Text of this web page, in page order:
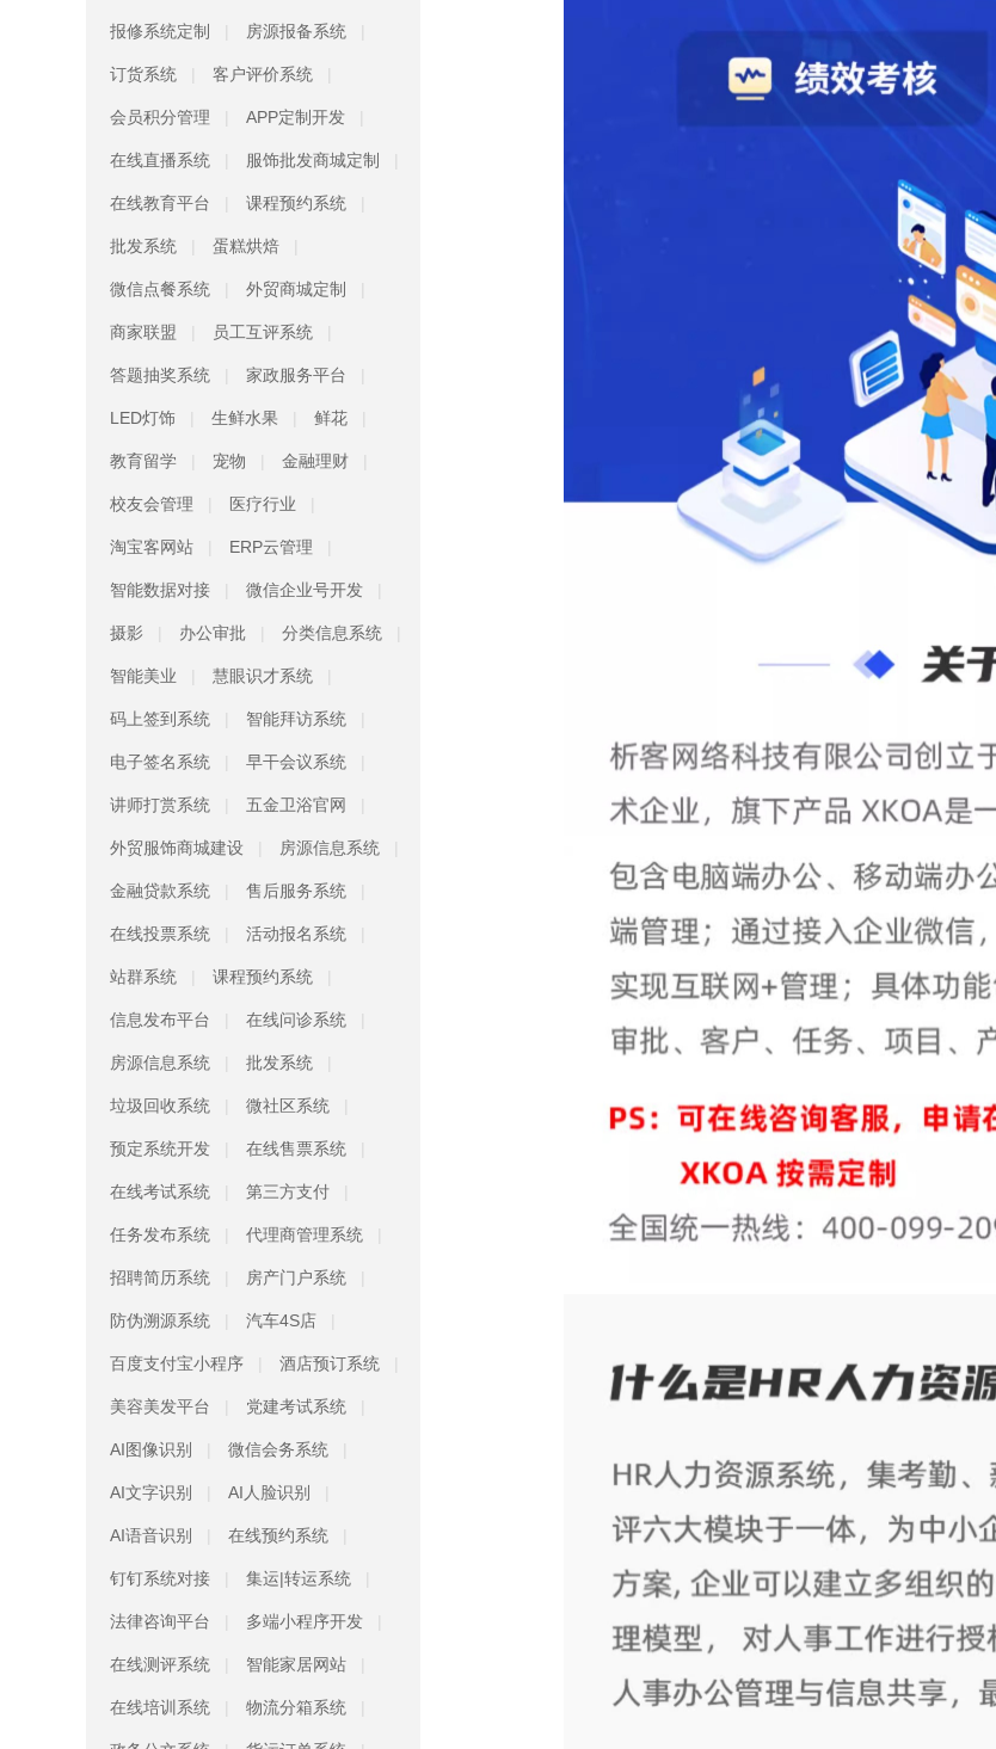
报修系统定制 房源报备系统
订货系统 客户评价系统
会员积分管理 APP定制开发
在线直播系统 服饰批发商城定制
在线教育平台 课程预约系统
批发系统 蛋糕烘焙
微信点餐系统 外贸商城定制
商家联盟 员工互评系统
答题抽奖系统 家政服务平台
LED灯饰 生鲜水果 鲜花
教育留学 宠物 金融理财
校友会管理 医疗行业
淘宝客网站 ERP云管理
智能数据对接 微信企业号开发
摄影 办公审批 分类信息系统
智能美业 慧眼识才系统
码上签到系统 智能拜访系统
电子签名系统 早干会议系统
讲师打赏系统 五金卫浴官网
外贸服饰商城建设 房源信息系统
金融贷款系统 售后服务系统
在线投票系统 活动报名系统
站群系统 课程预约系统
信息发布平台 在线问诊系统
房源信息系统 批发系统
垃圾回收系统 微社区系统
预定系统开发 在线售票系统
在线考试系统 第三方支付
任务发布系统 代理商管理系统
招聘简历系统 房产门户系统
防伪溯源系统 汽车4S店
百度支付宝小程序 酒店预订系统
美容美发平台 党建考试系统
AI图像识别 微信会务系统
AI文字识别 AI人脸识别
AI语音识别 在线预约系统
钉钉系统对接 集运|转运系统
法律咨询平台 多端小程序开发
在线测评系统 智能家居网站
在线培训系统 物流分箱系统